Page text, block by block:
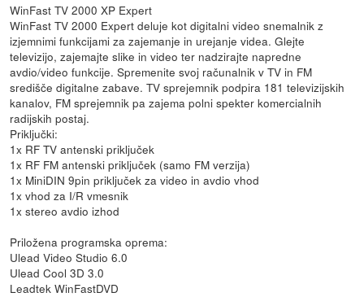
WinFast TV 2000 XP Expert
WinFast TV 2000 Expert deluje kot digitalni video snemalnik z
izjemnimi funkcijami za zajemanje in urejanje videa. Glejte
televizijo, zajemajte slike in video ter nadzirajte napredne
avdio/video funkcije. Spremenite svoj računalnik v TV in FM
središče digitalne zabave. TV sprejemnik podpira 181 televizijskih
kanalov, FM sprejemnik pa zajema polni spekter komercialnih
radijskih postaj.
Priključki:
1x RF TV antenski priključek
1x RF FM antenski priključek (samo FM verzija)
1x MiniDIN 9pin priključek za video in avdio vhod
1x vhod za I/R vmesnik
1x stereo avdio izhod
Priložena programska oprema:
Ulead Video Studio 6.0
Ulead Cool 3D 3.0
Leadtek WinFastDVD